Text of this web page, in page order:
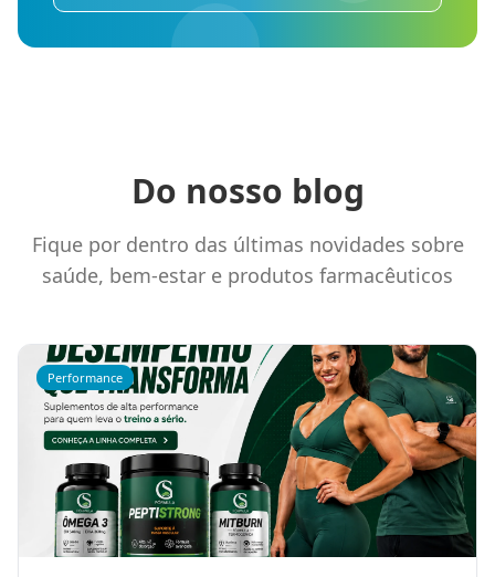
Do nosso blog
Fique por dentro das últimas novidades sobre
saúde, bem-estar e produtos farmacêuticos
Performance